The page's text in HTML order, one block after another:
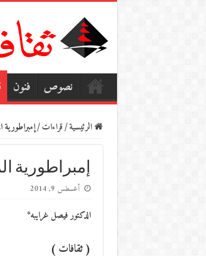
نصوص فنون
الرئيسية/قراءات/إمبراطورية
إمبراطورية
أغسطس 9, 2014
الدكتور فيصل غرايبه*
( ثقافات )